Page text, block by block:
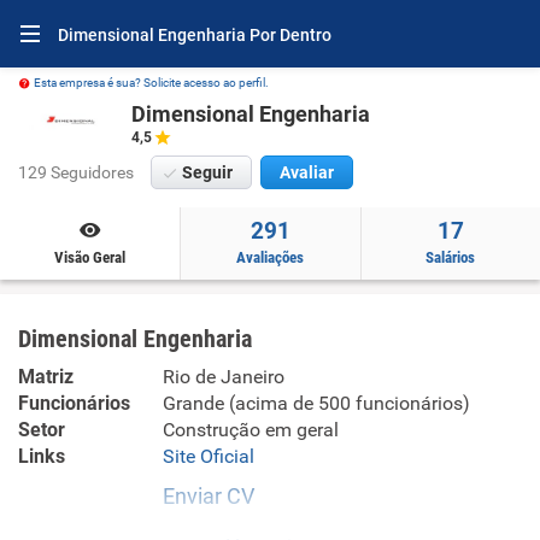
Dimensional Engenharia Por Dentro
Esta empresa é sua? Solicite acesso ao perfil.
Dimensional Engenharia
4,5
129 Seguidores Seguir Avaliar
Visão Geral
291
Avaliações
17
Salários
Dimensional Engenharia
Matriz
Rio de Janeiro
Funcionários
Grande (acima de 500 funcionários)
Setor
Construção em geral
Links
Site Oficial
Enviar CV